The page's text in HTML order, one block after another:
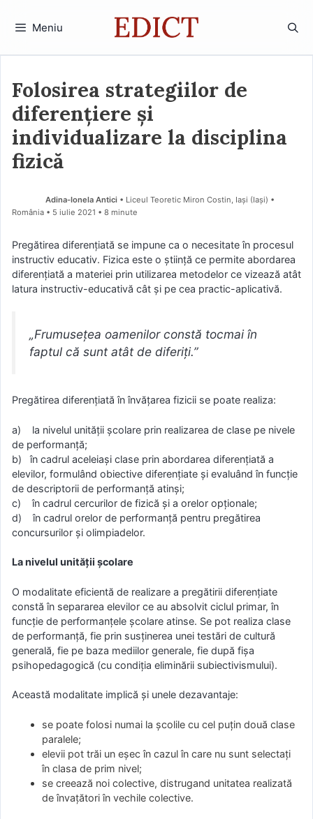
Meniu
Folosirea strategiilor de
diferențiere și
individualizare la disciplina
fizică
Adina-Ionela Antici • Liceul Teoretic Miron Costin, Iași (Iaşi) •
România
5 iulie 2021 • 8 minute
Pregătirea diferențiată se impune ca o necesitate în procesul
instructiv educativ. Fizica este o știință ce permite abordarea
diferențiată a materiei prin utilizarea metodelor ce vizează atât
latura instructiv-educativă cât și pe cea practic-aplicativă.
„Frumusețea oamenilor constă tocmai în
faptul că sunt atât de diferiți.”
Pregătirea diferențiată în învățarea fizicii se poate realiza:
a) la nivelul unităţii şcolare prin realizarea de clase pe nivele
de performanţă;
b) în cadrul aceleiaşi clase prin abordarea diferenţiată a
elevilor, formulând obiective diferenţiate şi evaluând în funcţie
de descriptorii de performanță atinşi;
c) în cadrul cercurilor de fizică şi a orelor opţionale;
d) în cadrul orelor de performanţă pentru pregătirea
concursurilor și olimpiadelor.
La nivelul unităţii şcolare
O modalitate eficientă de realizare a pregătirii diferențiate
constă în separarea elevilor ce au absolvit ciclul primar, în
funcţie de performanţele şcolare atinse. Se pot realiza clase
de performanţă, fie prin susţinerea unei testări de cultură
generală, fie pe baza mediilor generale, fie după fişa
psihopedagogică (cu condiţia eliminării subiectivismului).
Această modalitate implică şi unele dezavantaje:
se poate folosi numai la şcolile cu cel puţin două clase
paralele;
elevii pot trăi un eşec în cazul în care nu sunt selectaţi
în clasa de prim nivel;
se creează noi colective, distrugand unitatea realizată
de învaţători în vechile colective.